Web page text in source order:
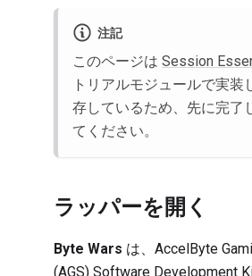
注記
このページは Session
トリアルモジュールで実装
存しているため、先に完了
てください。
ラッパーを開く
Byte Wars は、AccelByte
(AGS) Software Development